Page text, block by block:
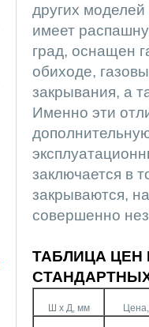
других
имеет
град, оснащен
обиходе,
закрывания, а
Именно эти
заключается в
закрываются,
совершенно
ТАБЛИЦА
Ш х Д, мм